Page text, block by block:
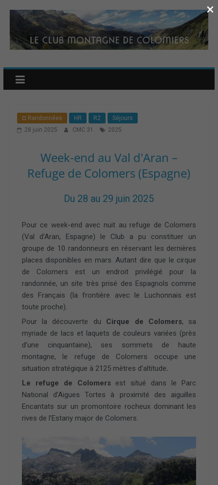
¤ Randonnées HR R2
Séjours
28 juin 2025
CMC 31 2025
Week-end au Val d'Aran –
Refuge de Colomers (Espagne)
Du 28 au 29 juin 2025
Pour ce week-end avec nuit au refuge de Colomers
(Val d’Aran, Espagne) le Club a pu constituer un
groupe de 10 randonneurs en réservant les dernières
places disponibles en mars. Autant dire que le cirque
de Colomers est un endroit privilégié pour la
randonnée, un site très prisé des Espagnols comme
des Français (la frontière avec le Luchonnais est
toute proche).
Pour la découverte du Cirque de Colomers, sa
myriade de lacs et laquets de couleurs variées (près
d’une cinquantaine), ses sommets de haute
montagne, le refuge de Colomers occupe une
situation stratégique à 2125 mètres d’altitude.
Le refuge de Colomers est situé dans le Parc
National d’Aigues Tortes à proximité des aiguilles
Encantats sur un promontoire rocheux dominant les
rives de l’Estany major de Colomers.
×